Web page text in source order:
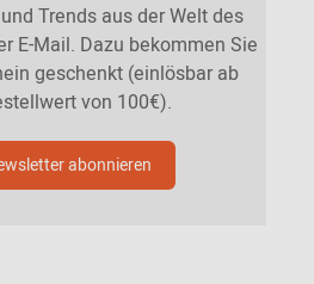
Trends aus der Welt des
E-Mail. Dazu bekommen Sie
geschenkt (einlösbar ab
von 100€).
abonnieren